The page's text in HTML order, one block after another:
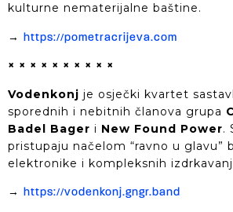
kulturne nematerijalne baštine.
→ https://pometracrijeva.com
× × × × × × × × × ×
Vodenkonj je osječki kvartet
sporednih i nebitnih članova grupa
Badel Bager i New Found Power.
pristupaju načelom “ravno u glavu”
elektronike i kompleksnih
→ https://vodenkonj.gngr.band